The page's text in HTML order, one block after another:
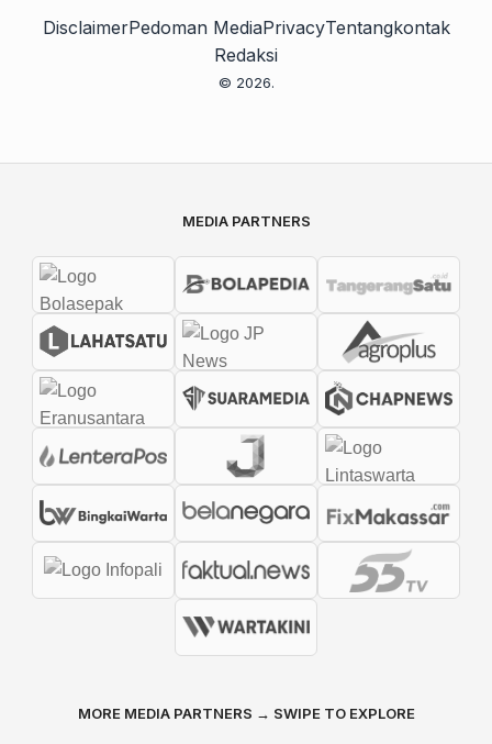
DisclaimerPedoman MediaPrivacyTentangkontak
Redaksi
© 2026.
MEDIA PARTNERS
MORE MEDIA PARTNERS → SWIPE TO EXPLORE